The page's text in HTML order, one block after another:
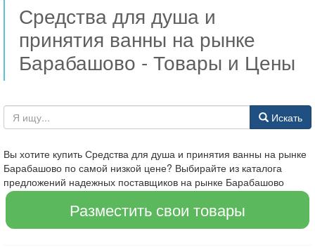
Средства для душа и
принятия ванны на рынке
Барабашово - Товары и Цены
Искать
Вы хотите купить Средства для душа и принятия ванны на рынке
Барабашово по самой низкой цене? Выбирайте из каталога
предложений надежных поставщиков на рынке Барабашово
Разместить свои товары